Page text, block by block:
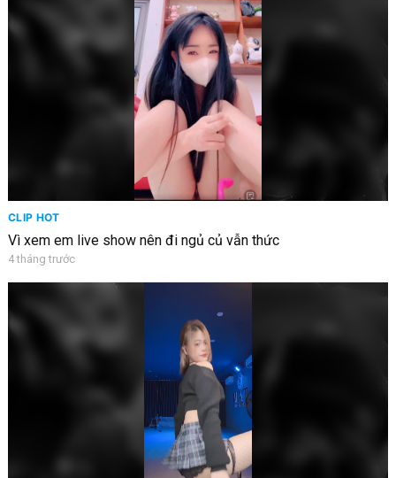
CLIP HOT
Vì xem em live show nên đi ngủ củ vẫn thức
4 tháng trước